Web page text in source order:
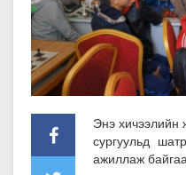
Энэ
сургуульд
ажиллаж